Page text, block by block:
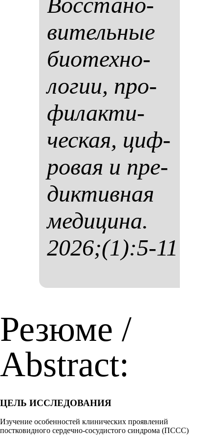
ви­тель­ные
би­отех­но­
ло­гии, про­
фи­лак­ти­
чес­кая, циф­
ро­вая и пре­
дик­тив­ная
ме­ди­ци­на.
2026;(1):5-11
Резюме /
Abstract:
ЦЕЛЬ ИССЛЕДОВАНИЯ
Изучение особенностей клинических проявлений
постковидного сердечно-сосудистого синдрома (ПССС)